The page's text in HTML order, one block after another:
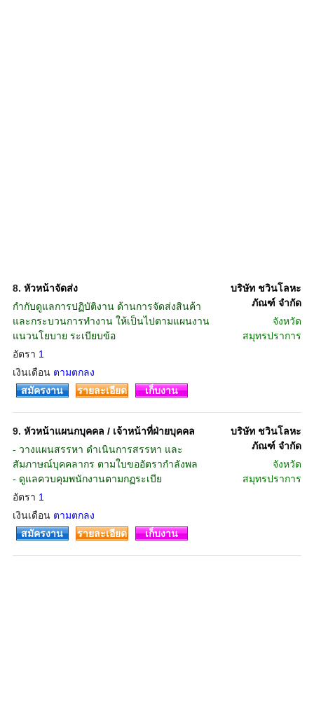
8. หัวหน้าจัดส่ง
กำกับดูแลการปฏิบัติงาน ด้านการจัดส่งสินค้า
และกระบวนการทำงาน ให้เป็นไปตามแผนงาน
แนวนโยบาย ระเบียบข้อ
อัตรา 1
เงินเดือน ตามตกลง
บริษัท ชวินโลหะ
ภัณฑ์ จำกัด
จังหวัด
สมุทรปราการ
สมัครงาน รายละเอียด เก็บงาน
9. หัวหน้าแผนกบุคคล / เจ้าหน้าที่ฝ่ายบุคคล
- วางแผนสรรหา ดำเนินการสรรหา และ
สัมภาษณ์บุคคลากร ตามใบขออัตรากำลังพล
- ดูแลควบคุมพนักงานตามกฏระเบีย
อัตรา 1
เงินเดือน ตามตกลง
บริษัท ชวินโลหะ
ภัณฑ์ จำกัด
จังหวัด
สมุทรปราการ
สมัครงาน รายละเอียด เก็บงาน